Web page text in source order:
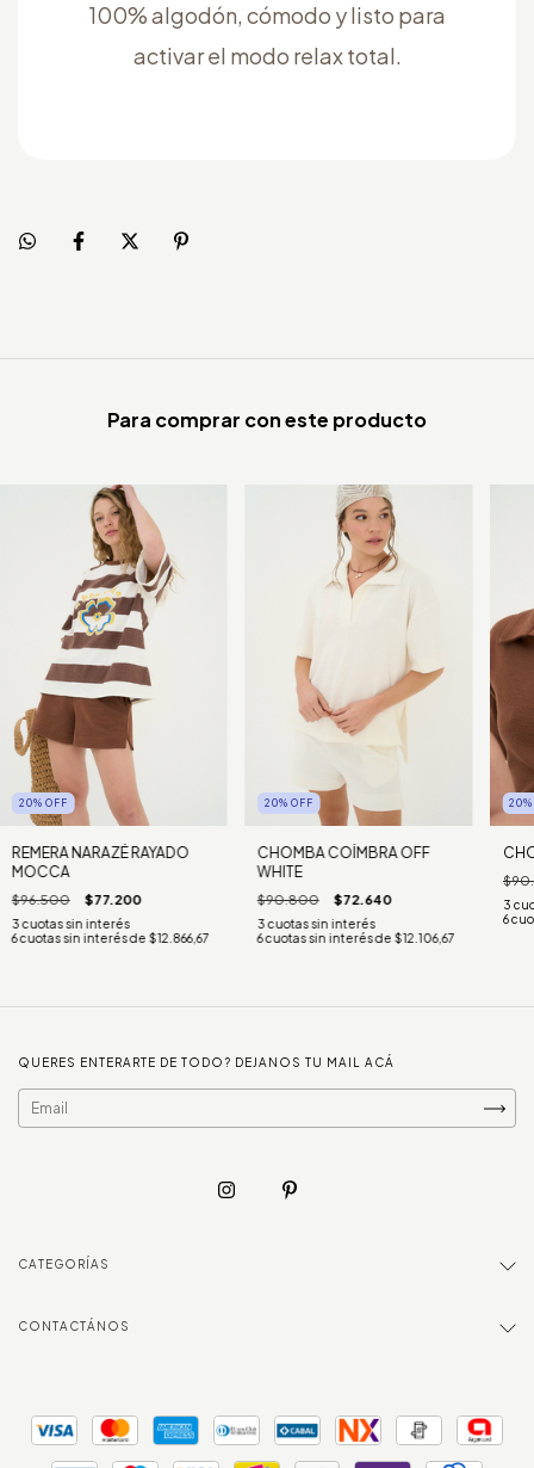
100% algodón, cómodo y listo para
activar el modo relax total.
Para comprar con este producto
20% OFF
REMERA NARAZÉ RAYADO
MOCCA
$96.500 $77.200
6cuotas sin interés de $12.866,67
20% OFF
CHOMBA COÍMBRA OFF
WHITE
$90.800 $72.640
6cuotas sin interés de $12.106,67
20
6
QUERES ENTERARTE DE TODO? DEJANOS TU MAIL ACÁ
CATEGORÍAS
CONTACTÁNOS